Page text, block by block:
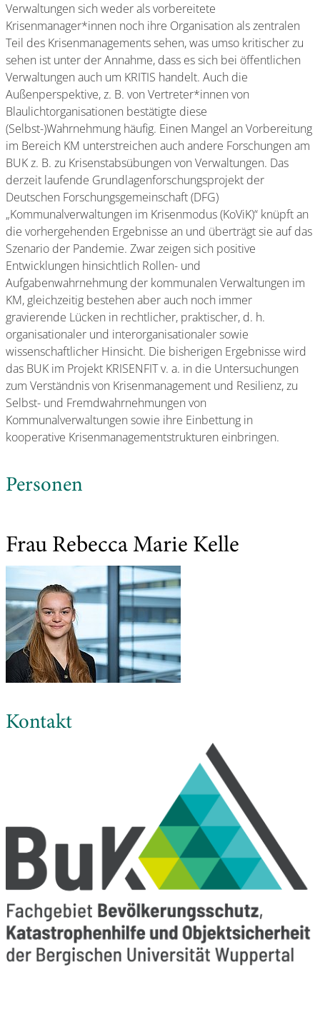
Verwaltungen sich weder als vorbereitete
Krisenmanager*innen noch ihre Organisation als zentralen
Teil des Krisenmanagements sehen, was umso kritischer zu
sehen ist unter der Annahme, dass es sich bei öffentlichen
Verwaltungen auch um KRITIS handelt. Auch die
Außenperspektive, z. B. von Vertreter*innen von
Blaulichtorganisationen bestätigte diese
(Selbst-)Wahrnehmung häufig. Einen Mangel an Vorbereitung
im Bereich KM unterstreichen auch andere Forschungen am
BUK z. B. zu Krisenstabsübungen von Verwaltungen. Das
derzeit laufende Grundlagenforschungsprojekt der
Deutschen Forschungsgemeinschaft (DFG)
„Kommunalverwaltungen im Krisenmodus (KoViK)“ knüpft an
die vorhergehenden Ergebnisse an und überträgt sie auf das
Szenario der Pandemie. Zwar zeigen sich positive
Entwicklungen hinsichtlich Rollen- und
Aufgabenwahrnehmung der kommunalen Verwaltungen im
KM, gleichzeitig bestehen aber auch noch immer
gravierende Lücken in rechtlicher, praktischer, d. h.
organisationaler und interorganisationaler sowie
wissenschaftlicher Hinsicht. Die bisherigen Ergebnisse wird
das BUK im Projekt KRISENFIT v. a. in die Untersuchungen
zum Verständnis von Krisenmanagement und Resilienz, zu
Selbst- und Fremdwahrnehmungen von
Kommunalverwaltungen sowie ihre Einbettung in
kooperative Krisenmanagementstrukturen einbringen.
Personen
Frau Rebecca Marie Kelle
Kontakt